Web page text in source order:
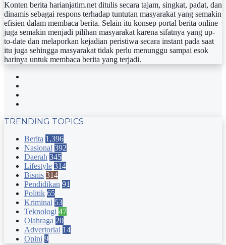
Konten berita harianjatim.net ditulis secara tajam, singkat, padat, dan
dinamis sebagai respons terhadap tuntutan masyarakat yang semakin
efisien dalam membaca berita. Selain itu konsep portal berita online
juga semakin menjadi pilihan masyarakat karena sifatnya yang up-
to-date dan melaporkan kejadian peristiwa secara instant pada saat
itu juga sehingga masyarakat tidak perlu menunggu sampai esok
harinya untuk membaca berita yang terjadi.
TRENDING TOPICS
Berita 1,396
Nasional 392
Daerah 345
Lifestyle 314
Bisnis 314
Pendidikan 91
Politik 65
Kriminal 53
Teknologi 47
Olahraga 20
Advertorial 14
Opini 9